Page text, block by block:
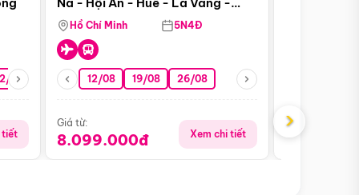
08 26/08 05/09 09/09 12/09
tiết
Động Thiên Đường
Hồ Chí Minh 5N4Đ
12/08 19/08 26/08
Giá từ:
8.099.000đ Xem chi tiết
Giá từ:
›